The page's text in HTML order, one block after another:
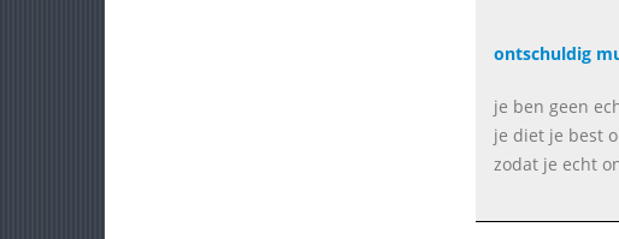
ontschuldig
je ben geen
je diet je best
zodat je echt